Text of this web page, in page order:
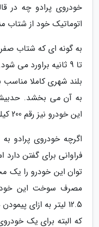
خودروی پرادو چه
اتوماتیک خود از شتاب
تا 9 ثانیه براورد
بلند شهری کاملا
به آن می بخشد.
این خودرو نیز رقم 200 کیلومتر در ساعت است.
اگرچه خودروی پرادو
فراوانی برای گفتن
توان این خودرو را یک
مصرف سوخت این
که البته برای یک